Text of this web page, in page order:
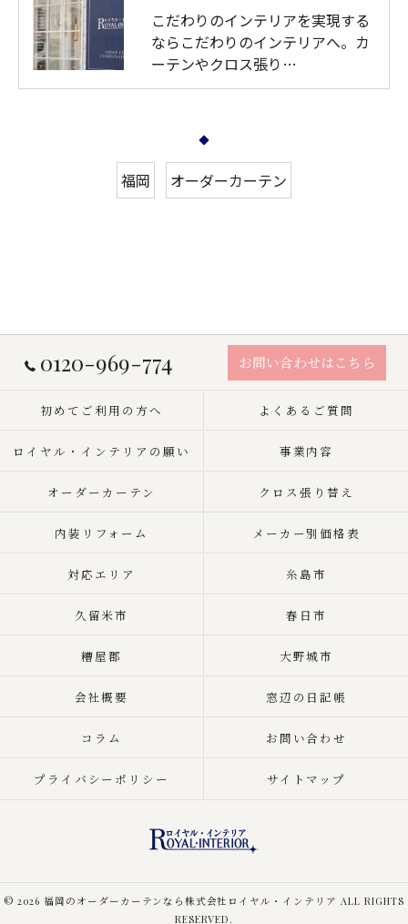
こだわりのインテリアを実現する
ならこだわりのインテリアへ。カ
ーテンやクロス張り…
福岡 オーダーカーテン
0120-969-774 お問い合わせはこちら
初めてご利用の方へ よくあるご質問
ロイヤル・インテリアの願い 事業内容
オーダーカーテン クロス張り替え
内装リフォーム メーカー別価格表
対応エリア 糸島市
久留米市 春日市
糟屋郡 大野城市
会社概要 窓辺の日記帳
コラム お問い合わせ
プライバシーポリシー サイトマップ
© 2026 福岡のオーダーカーテンなら株式会社ロイヤル・インテリア ALL RIGHTS
RESERVED.